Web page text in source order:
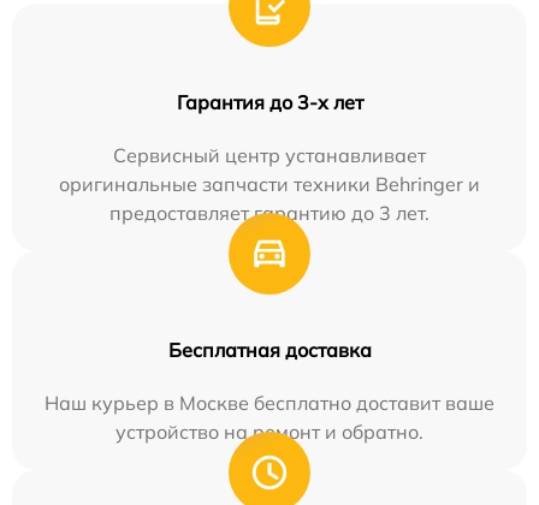
Гарантия до 3-х лет
Сервисный центр устанавливает
оригинальные запчасти техники Behringer и
предоставляет гарантию до 3 лет.
Бесплатная доставка
Наш курьер в Москве бесплатно доставит ваше
устройство на ремонт и обратно.